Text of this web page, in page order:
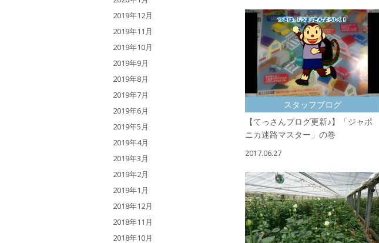
2019年12月
2019年11月
2019年10月
2019年9月
2019年8月
2019年7月
2019年6月
2019年5月
2019年4月
2019年3月
2019年2月
2019年1月
2018年12月
2018年11月
2018年10月
スタッフブログ
【てっさんブログ更新♪】「ジャポ
ニカ迷路マスター」の巻
2017.06.27